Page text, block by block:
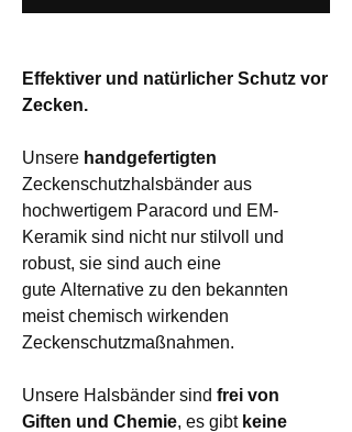
Effektiver und natürlicher Schutz vor
Zecken.
Unsere handgefertigten
Zeckenschutzhalsbänder aus
hochwertigem Paracord und EM-
Keramik sind nicht nur stilvoll und
robust, sie sind auch eine
gute Alternative zu den bekannten
meist chemisch wirkenden
Zeckenschutzmaßnahmen.
Unsere Halsbänder sind frei von
Giften und Chemie, es gibt keine